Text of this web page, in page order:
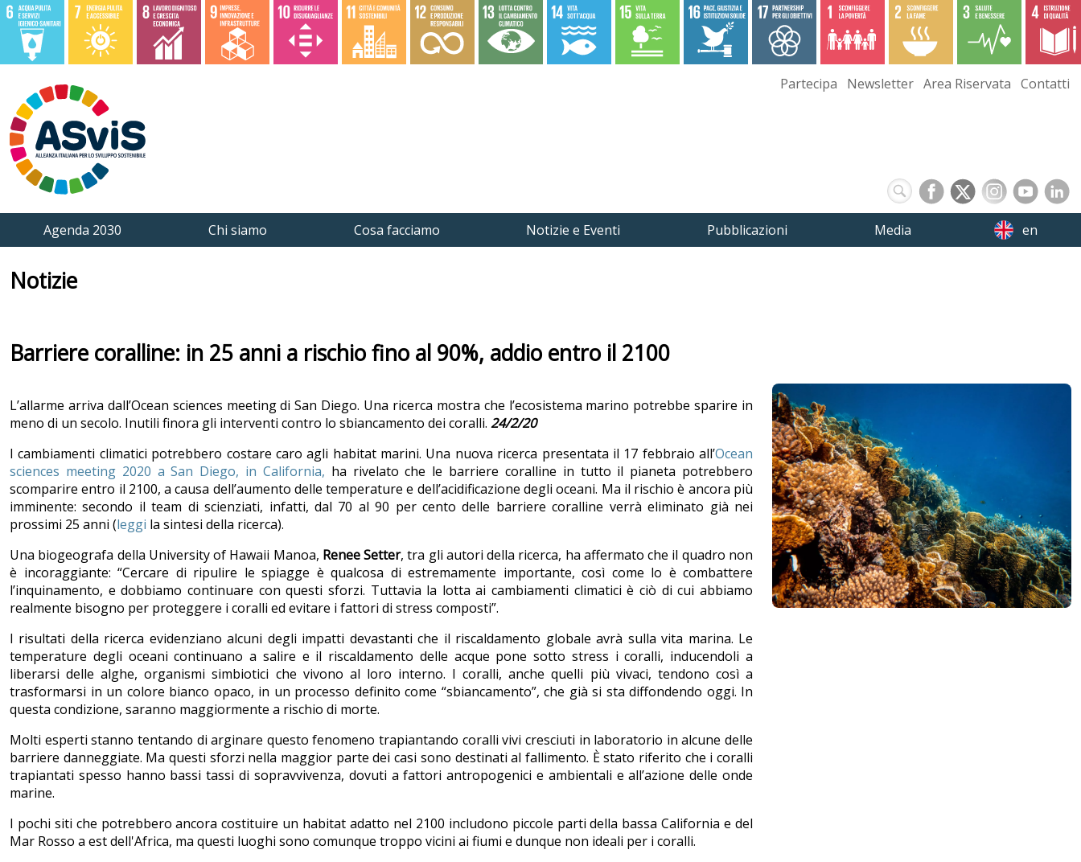
Partecipa Newsletter Area Riservata Contatti
Agenda 2030 Chi siamo Cosa facciamo Notizie e Eventi Pubblicazioni Media en
Notizie
Barriere coralline: in 25 anni a rischio fino al 90%, addio entro il 2100
L’allarme arriva dall’Ocean sciences meeting di San Diego. Una ricerca mostra che l’ecosistema marino potrebbe sparire in
meno di un secolo. Inutili finora gli interventi contro lo sbiancamento dei coralli. 24/2/20
I cambiamenti climatici potrebbero costare caro agli habitat marini. Una nuova ricerca presentata il 17 febbraio all’Ocean
sciences meeting 2020 a San Diego, in California, ha rivelato che le barriere coralline in tutto il pianeta potrebbero
scomparire entro il 2100, a causa dell’aumento delle temperature e dell’acidificazione degli oceani. Ma il rischio è ancora più
imminente: secondo il team di scienziati, infatti, dal 70 al 90 per cento delle barriere coralline verrà eliminato già nei
prossimi 25 anni (leggi la sintesi della ricerca).
Una biogeografa della University of Hawaii Manoa, Renee Setter, tra gli autori della ricerca, ha affermato che il quadro non
è incoraggiante: “Cercare di ripulire le spiagge è qualcosa di estremamente importante, così come lo è combattere
l’inquinamento, e dobbiamo continuare con questi sforzi. Tuttavia la lotta ai cambiamenti climatici è ciò di cui abbiamo
realmente bisogno per proteggere i coralli ed evitare i fattori di stress composti”.
I risultati della ricerca evidenziano alcuni degli impatti devastanti che il riscaldamento globale avrà sulla vita marina. Le
temperature degli oceani continuano a salire e il riscaldamento delle acque pone sotto stress i coralli, inducendoli a
liberarsi delle alghe, organismi simbiotici che vivono al loro interno. I coralli, anche quelli più vivaci, tendono così a
trasformarsi in un colore bianco opaco, in un processo definito come “sbiancamento”, che già si sta diffondendo oggi. In
questa condizione, saranno maggiormente a rischio di morte.
Molti esperti stanno tentando di arginare questo fenomeno trapiantando coralli vivi cresciuti in laboratorio in alcune delle
barriere danneggiate. Ma questi sforzi nella maggior parte dei casi sono destinati al fallimento. È stato riferito che i coralli
trapiantati spesso hanno bassi tassi di sopravvivenza, dovuti a fattori antropogenici e ambientali e all’azione delle onde
marine.
I pochi siti che potrebbero ancora costituire un habitat adatto nel 2100 includono piccole parti della bassa California e del
Mar Rosso a est dell'Africa, ma questi luoghi sono comunque troppo vicini ai fiumi e dunque non ideali per i coralli.